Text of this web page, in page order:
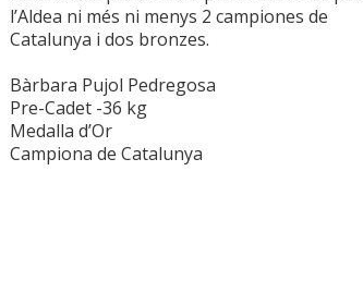
l’Aldea ni més ni menys 2 campiones de
Catalunya i dos bronzes.
Bàrbara Pujol Pedregosa
Pre-Cadet -36 kg
Medalla d’Or
Campiona de Catalunya